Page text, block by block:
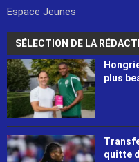
Espace Jeunes
SÉLECTION DE LA
plus
quitte